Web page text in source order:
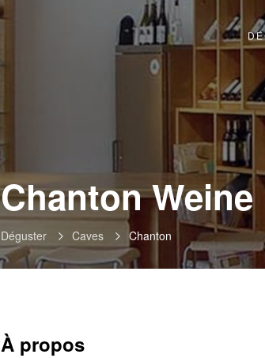
Chanton Weine-
Déguster Caves Chanton
À propos